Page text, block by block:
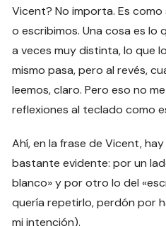
Vicent? No importa. Es
o escribimos. Una cosa es lo
a veces muy distinta, lo que
mismo pasa, pero al revés,
leemos, claro. Pero eso no
reflexiones al teclado como
Ahí, en la frase de Vicent,
bastante evidente: por un
blanco» y por otro lo del
quería repetirlo, perdón por
mi intención).